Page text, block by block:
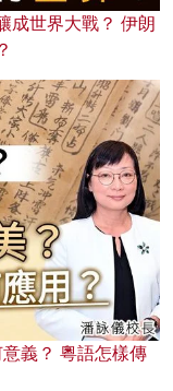
成世界大戰？ 伊朗
義？ 粵語怎樣傳